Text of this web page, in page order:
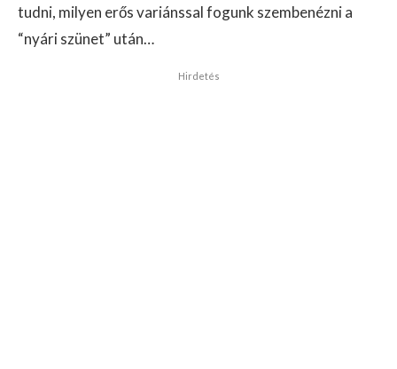
tudni, milyen erős variánssal fogunk szembenézni a
“nyári szünet” után…
Hirdetés